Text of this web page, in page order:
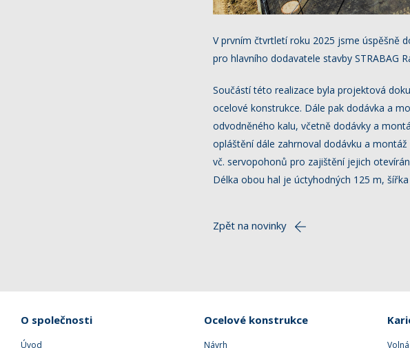
V prvním čtvrtletí roku 2025 jsme úspěšně
pro hlavního dodavatele stavby STRABAG
Součástí této realizace byla projektová
ocelové konstrukce. Dále pak dodávka a
odvodněného kalu, včetně dodávky a
opláštění dále zahrnoval dodávku a
vč. servopohonů pro zajištění jejich
Délka obou hal je úctyhodných 125 m,
Zpět na novinky
O společnosti
Úvod
Ocelové konstrukce
Návrh